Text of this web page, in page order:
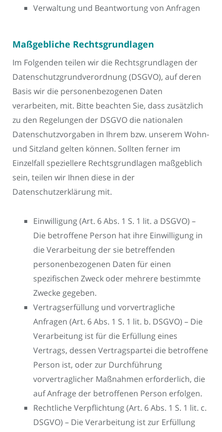
Verwaltung und Beantwortung von Anfragen
Maßgebliche Rechtsgrundlagen
Im Folgenden teilen wir die Rechtsgrundlagen der
Datenschutzgrundverordnung (DSGVO), auf deren
Basis wir die personenbezogenen Daten
verarbeiten, mit. Bitte beachten Sie, dass zusätzlich
zu den Regelungen der DSGVO die nationalen
Datenschutzvorgaben in Ihrem bzw. unserem Wohn-
und Sitzland gelten können. Sollten ferner im
Einzelfall speziellere Rechtsgrundlagen maßgeblich
sein, teilen wir Ihnen diese in der
Datenschutzerklärung mit.
Einwilligung (Art. 6 Abs. 1 S. 1 lit. a DSGVO) –
Die betroffene Person hat ihre Einwilligung in
die Verarbeitung der sie betreffenden
personenbezogenen Daten für einen
spezifischen Zweck oder mehrere bestimmte
Zwecke gegeben.
Vertragserfüllung und vorvertragliche
Anfragen (Art. 6 Abs. 1 S. 1 lit. b. DSGVO) – Die
Verarbeitung ist für die Erfüllung eines
Vertrags, dessen Vertragspartei die betroffene
Person ist, oder zur Durchführung
vorvertraglicher Maßnahmen erforderlich, die
auf Anfrage der betroffenen Person erfolgen.
Rechtliche Verpflichtung (Art. 6 Abs. 1 S. 1 lit. c.
DSGVO) – Die Verarbeitung ist zur Erfüllung